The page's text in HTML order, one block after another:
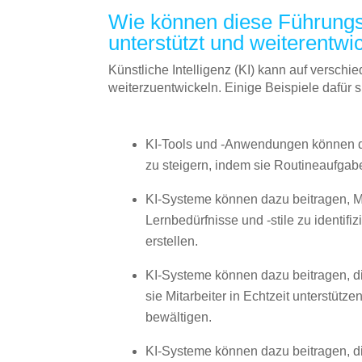
Wie können diese
unterstützt und
Künstliche Intelligenz (KI) kann auf
weiterzuentwickeln. Einige Beispiele dafür
KI-Tools und -Anwendungen
zu steigern, indem sie
KI-Systeme können dazu beitragen,
Lernbedürfnisse und -stile zu
erstellen.
KI-Systeme können dazu beitragen,
sie Mitarbeiter in Echtzeit
bewältigen.
KI-Systeme können dazu beitragen,